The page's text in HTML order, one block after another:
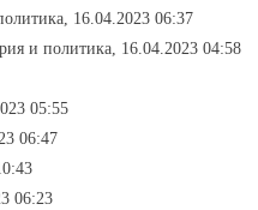
16.04.2023 06:37
и политика, 16.04.2023 04:58
05:55
06:47
06:23